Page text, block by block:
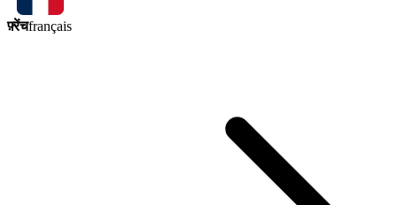
फ़्रेंचfrançais